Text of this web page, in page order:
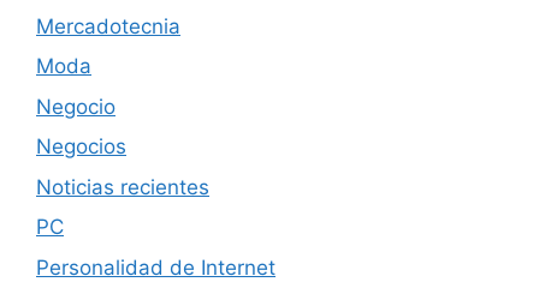
Mercadotecnia
Moda
Negocio
Negocios
Noticias recientes
PC
Personalidad de Internet